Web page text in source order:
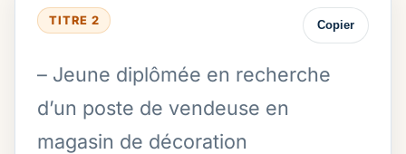
TITRE 2 Copier
– Jeune diplômée en recherche
d’un poste de vendeuse en
magasin de décoration